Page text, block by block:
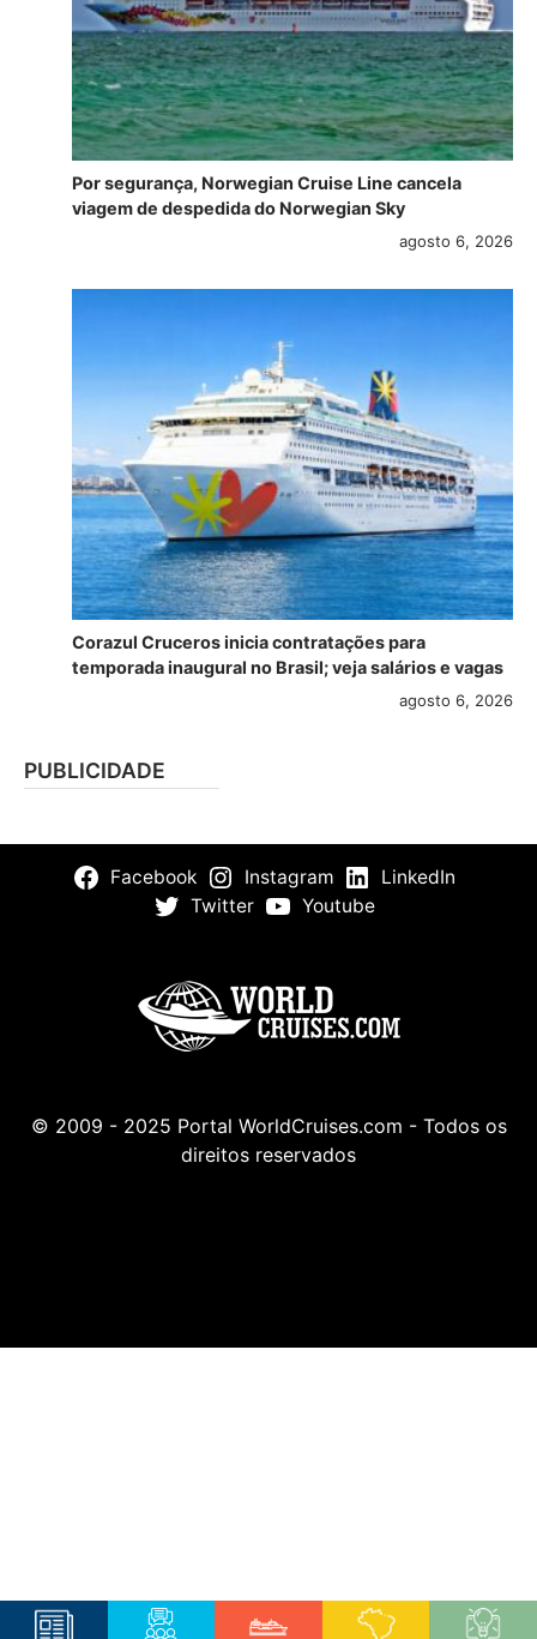
Por segurança, Norwegian Cruise Line cancela
viagem de despedida do Norwegian Sky
agosto 6, 2026
Corazul Cruceros inicia contratações para
temporada inaugural no Brasil; veja salários e vagas
agosto 6, 2026
PUBLICIDADE
Facebook Instagram
LinkedIn
Twitter
Youtube
© 2009 - 2025 Portal WorldCruises.com - Todos os
direitos reservados